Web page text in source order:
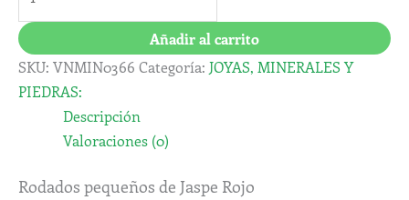
Añadir al carrito
SKU: VNMIN0366 Categoría: JOYAS, MINERALES Y
PIEDRAS:
Descripción
Valoraciones (0)
Rodados pequeños de Jaspe Rojo